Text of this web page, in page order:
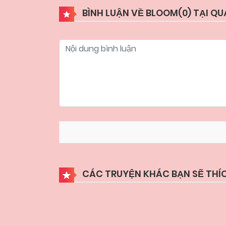
BÌNH LUẬN VỀ BLOOM(0) TẠI
CÁC TRUYỆN KHÁC BẠN SẼ